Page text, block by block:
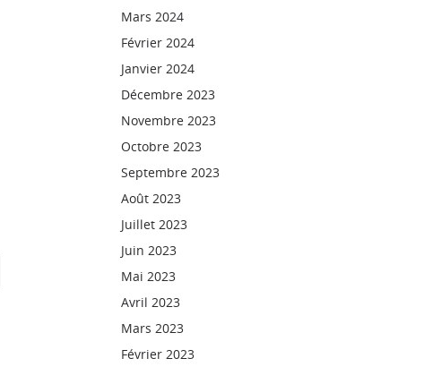
Mars 2024
Février 2024
Janvier 2024
Décembre 2023
Novembre 2023
Octobre 2023
Septembre 2023
Août 2023
Juillet 2023
Juin 2023
Mai 2023
Avril 2023
Mars 2023
Février 2023